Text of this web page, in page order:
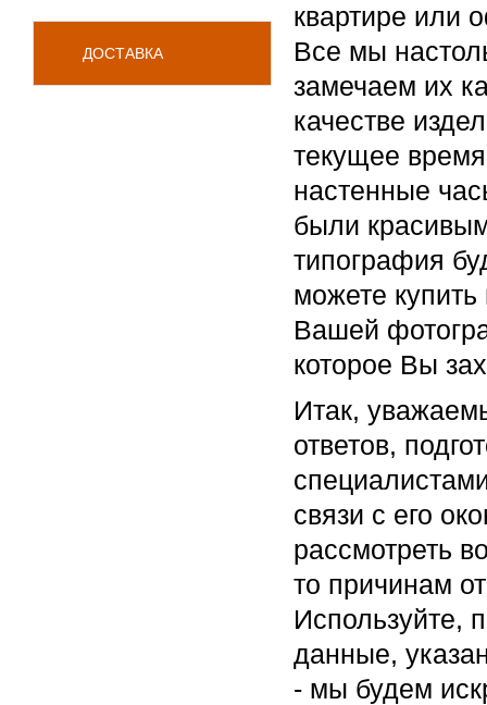
ДОСТАВКА
квартире или
Все мы
замечаем их
качестве
текущее
настенные
были
типография
можете
Вашей
которое Вы
Итак,
ответов,
связи с его
рассмотреть
то причинам
Используйте,
данные,
- мы будем